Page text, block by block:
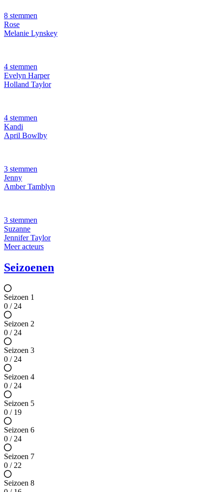
8 stemmen
Rose
Melanie Lynskey
4 stemmen
Evelyn Harper
Holland Taylor
4 stemmen
Kandi
April Bowlby
3 stemmen
Jenny
Amber Tamblyn
3 stemmen
Suzanne
Jennifer Taylor
Meer acteurs
Seizoenen
Seizoen 1
0 / 24
Seizoen 2
0 / 24
Seizoen 3
0 / 24
Seizoen 4
0 / 24
Seizoen 5
0 / 19
Seizoen 6
0 / 24
Seizoen 7
0 / 22
Seizoen 8